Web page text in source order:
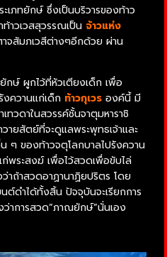
เภทยักษ์ ซึ่งเป็นบริวารของท้าว
าวเวสสุวรรณเป็น จ้าวแห่ง
จสัมภเวสีต่างๆอีกด้วย ผ่าน
ษ์ ผูกไว้ที่หัวเตียงเด็ก เพื่อ
ควานแก่เด็ก ท้าวกุเวร องค์นี้ มี
ทวดาในสวรรค์ชั้นจาตุมหาราชิ
วายสัตย์ที่จะดูแลพระพุทธเจ้าและ
ๆ ของท้าวจตุโลกบาลไปรังควาน
พระสงฆ์ เพื่อไว้สวดเพื่อขับไล่
าถ้าสวดอาฏานาฏิยปริตร โดย
ต์ดำได้ทั้งสิ้น ปัจจุบันจะเรียกการ
าการสวด”ภาณยักษ์”นั่นเอง